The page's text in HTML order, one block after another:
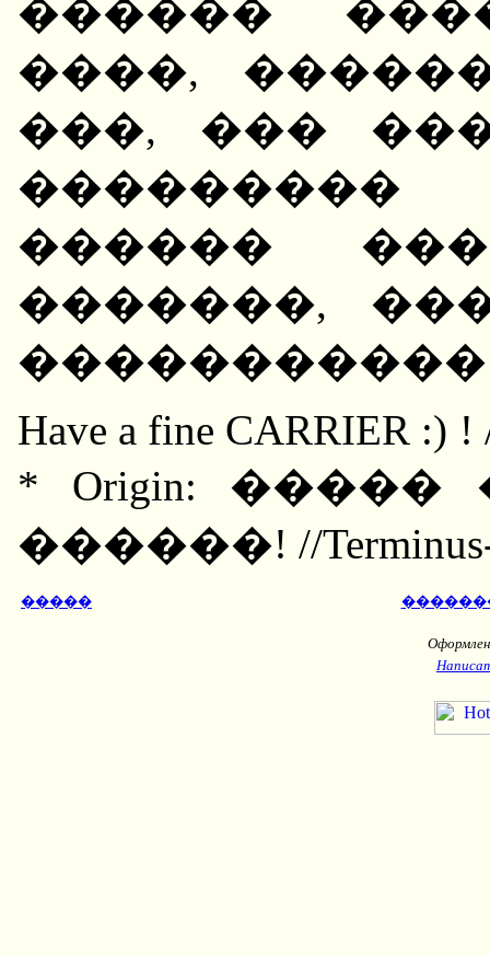
������
����,
���, ���
���������
������
�������,
Have a fine CARRIER :)
* Origin:
������! //Terminus-2
�����